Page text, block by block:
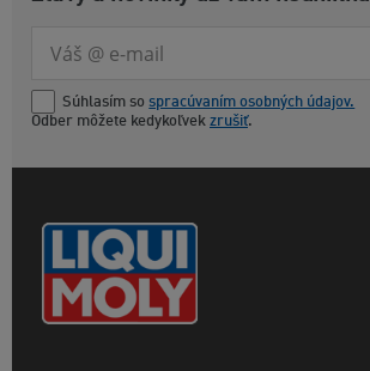
Súhlasím so spracúvaním osobných údajov.
Odber môžete kedykoľvek zrušiť.